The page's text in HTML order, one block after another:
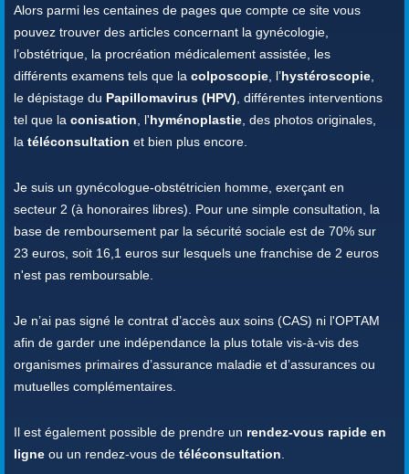
Alors parmi les centaines de pages que compte ce site vous
pouvez trouver des articles concernant la gynécologie,
l’obstétrique, la procréation médicalement assistée, les
différents examens tels que la colposcopie , l’hystéroscopie
le dépistage du Papillomavirus (HPV) , différentes interventions
tel que la conisation , l'hyménoplastie , des photos originales,
la téléconsultation et bien plus encore.
Je suis un gynécologue-obstétricien homme, exerçant en
secteur 2 (à honoraires libres). Pour une simple consultation, la
base de remboursement par la sécurité sociale est de 70% sur
23 euros, soit 16,1 euros sur lesquels une franchise de 2 euros
n'est pas remboursable.
Je n’ai pas signé le contrat d’accès aux soins (CAS) ni l'OPTAM
afin de garder une indépendance la plus totale vis-à-vis des
organismes primaires d’assurance maladie et d’assurances ou
mutuelles complémentaires.
Il est également possible de prendre un rendez-vous rapide en
ligne ou un rendez-vous de téléconsultation